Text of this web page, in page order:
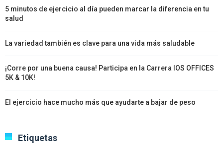
5 minutos de ejercicio al día pueden marcar la diferencia en tu
salud
La variedad también es clave para una vida más saludable
¡Corre por una buena causa! Participa en la Carrera IOS OFFICES
5K & 10K!
El ejercicio hace mucho más que ayudarte a bajar de peso
Etiquetas